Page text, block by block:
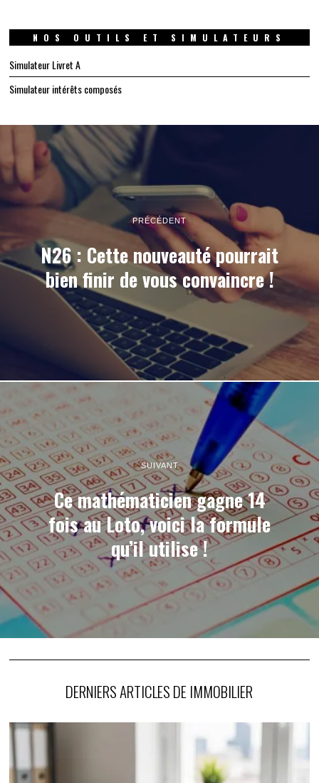
NOS OUTILS ET SIMULATEURS
Simulateur Livret A
Simulateur intérêts composés
PRÉCÉDENT
N26 : Cette nouveauté pourrait
bien finir de vous convaincre !
SUIVANT
Ce mathématicien gagne 14
fois au Loto, voici la formule
qu’il utilise !
DERNIERS ARTICLES DE IMMOBILIER